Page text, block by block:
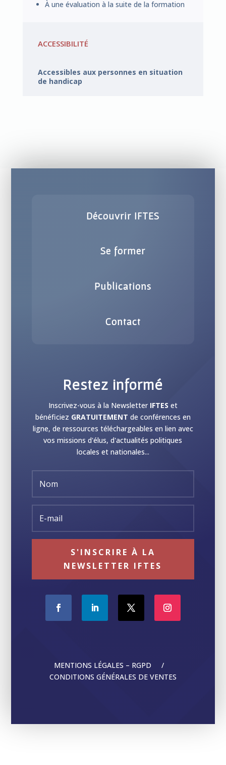
À une évaluation à la suite de la formation
ACCESSIBILITÉ
Accessibles aux personnes en situation
de handicap
Découvrir IFTES
Se former
Publications
Contact
Restez informé
Inscrivez-vous à la Newsletter IFTES et
bénéficiez GRATUITEMENT de conférences en
ligne, de ressources téléchargeables en lien avec
vos missions d'élus, d'actualités politiques
locales et nationales...
S'INSCRIRE À LA
NEWSLETTER IFTES
MENTIONS LÉGALES – RGPD /
CONDITIONS GÉNÉRALES DE VENTES